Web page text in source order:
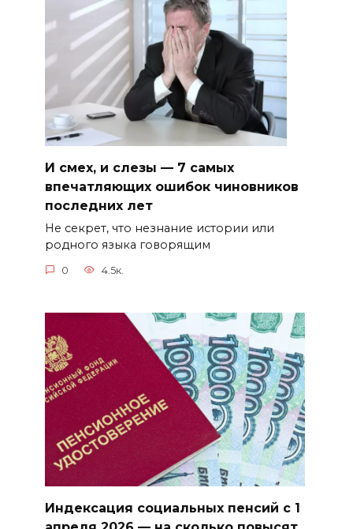
И смех, и слезы — 7 самых
впечатляющих ошибок чиновников
последних лет
Не секрет, что незнание истории или
родного языка говорящим
0 4.5к.
Индексация социальных пенсий с 1